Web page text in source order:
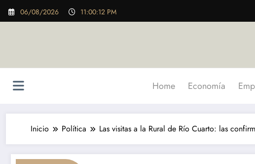
Saltar
06/08/2026 11:00:13 PM
Home Economía
Inicio Política Las visitas a la Rural de Río Cuarto: las